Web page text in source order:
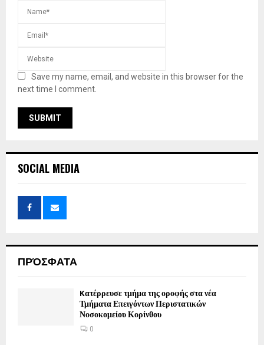
Save my name, email, and website in this browser for the
next time I comment.
SOCIAL MEDIA
ΠΡΌΣΦΑΤΑ
Kατέρρευσε τμήμα της οροφής στα νέα
Τμήματα Επειγόντων Περιστατικών
Νοσοκομείου Κορίνθου
0